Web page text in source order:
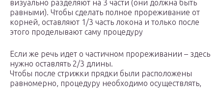
визуально разделяют на 3 части (они должна быть
равными). Чтобы сделать полное прореживание от
корней, оставляют 1/3 часть локона и только после
этого проделывают саму процедуру
Если же речь идет о частичном прореживании – здесь
нужно оставлять 2/3 длины.
Чтобы после стрижки прядки были расположены
равномерно, процедуру необходимо осуществлять,